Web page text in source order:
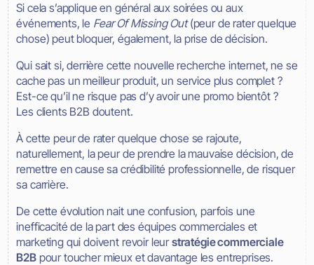
Si cela s’applique en général aux soirées ou aux
événements, le Fear Of Missing Out(peur de rater quelque
chose) peut bloquer, également, la prise de décision.
Qui sait si, derrière cette nouvelle recherche internet, ne se
cache pas un meilleur produit, un service plus complet ?
Est-ce qu’il ne risque pas d’y avoir une promo bientôt ?
Les clients B2B doutent.
À cette peur de rater quelque chose se rajoute,
naturellement, la peur de prendre la mauvaise décision, de
remettre en cause sa crédibilité professionnelle, de risquer
sa carrière.
De cette évolution nait une confusion, parfois une
inefficacité de la part des équipes commerciales et
marketing qui doivent revoir leurstratégie commerciale
B2Bpour toucher mieux et davantage les entreprises.